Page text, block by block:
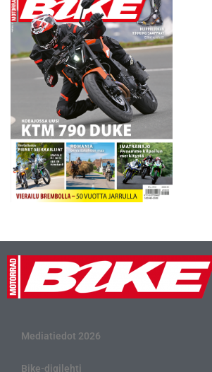
Mediatiedot 2026
Bike-digilehti